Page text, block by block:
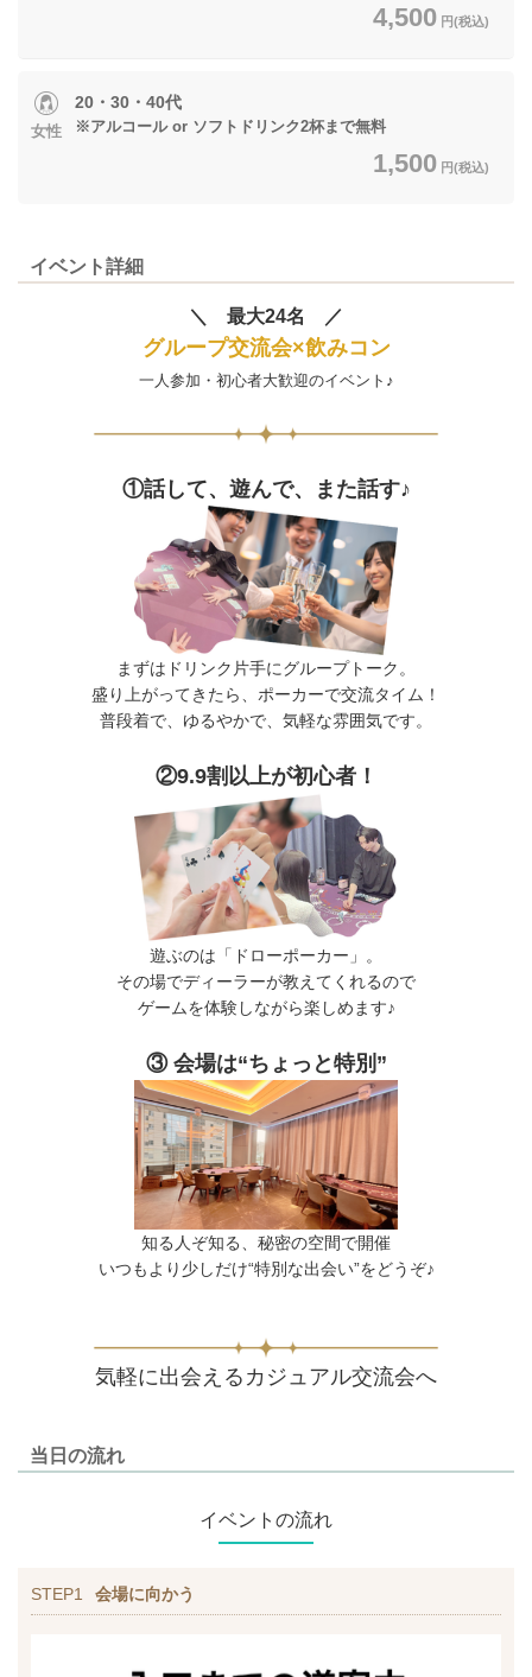
4,500 円(税込)
女性
20・30・40代
※アルコール or ソフトドリンク2杯まで無料
1,500 円(税込)
イベント詳細
＼ 最大24名 ／
グループ交流会×飲みコン
一人参加・初心者大歓迎のイベント♪
①話して、遊んで、また話す♪
まずはドリンク片手にグループトーク。
盛り上がってきたら、ポーカーで交流タイム！
普段着で、ゆるやかで、気軽な雰囲気です。
②9.9割以上が初心者！
遊ぶのは「ドローポーカー」。
その場でディーラーが教えてくれるので
ゲームを体験しながら楽しめます♪
③ 会場は“ちょっと特別”
知る人ぞ知る、秘密の空間で開催
いつもより少しだけ“特別な出会い”をどうぞ♪
気軽に出会えるカジュアル交流会へ
当日の流れ
イベントの流れ
STEP1 会場に向かう